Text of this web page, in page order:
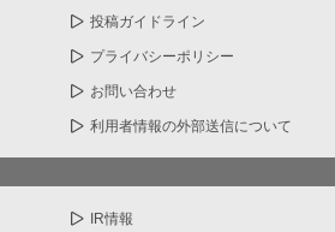
投稿ガイドライン
プライバシーポリシー
お問い合わせ
利用者情報の外部送信について
IR情報